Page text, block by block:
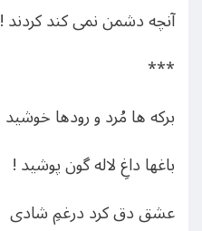
آنچه دشمن نمی کند کردند !
***
برکه ها مُرد و رودها خوشید
باغها داغِ لاله گون پوشید !
عشق دق کرد درغمِ شادی